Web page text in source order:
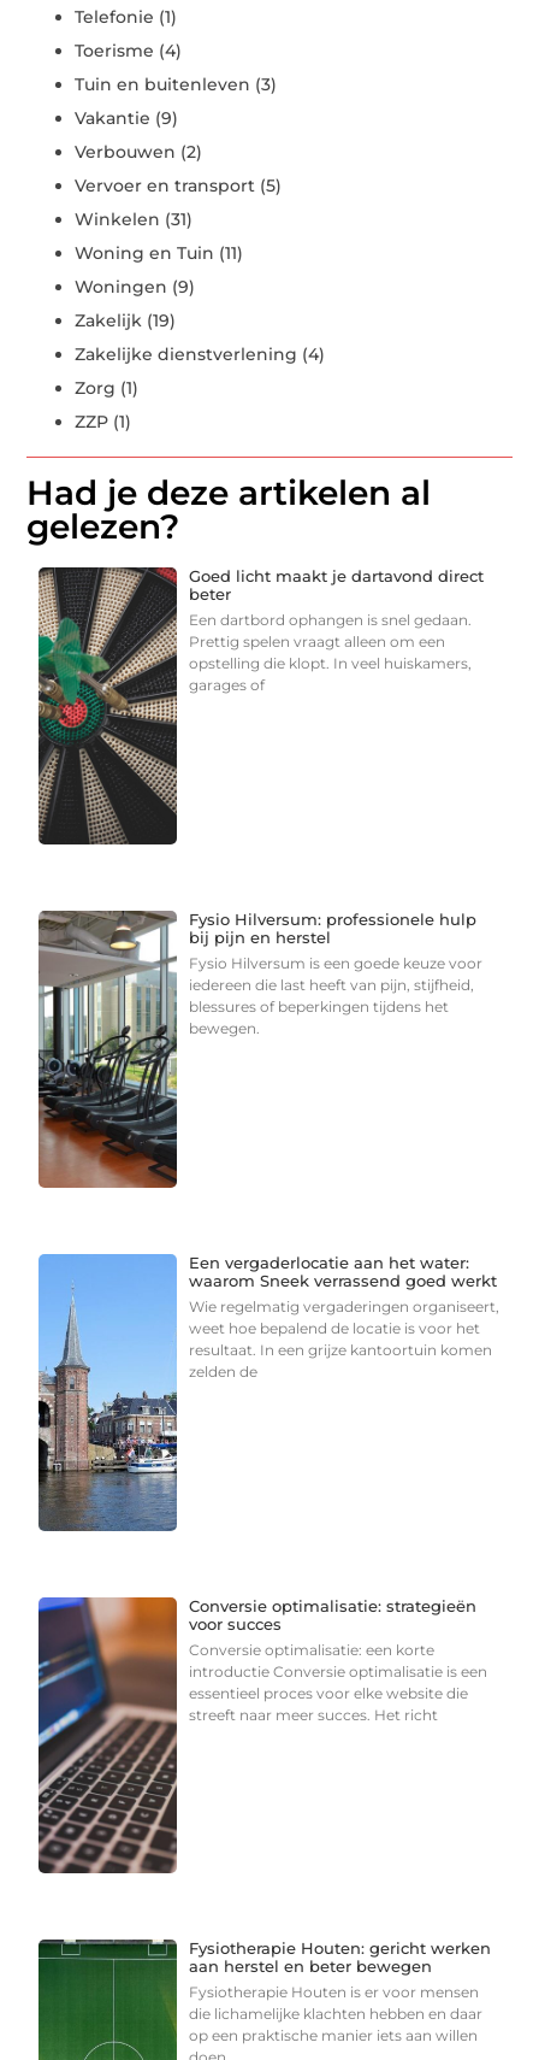
Telefonie (1)
Toerisme (4)
Tuin en buitenleven (3)
Vakantie (9)
Verbouwen (2)
Vervoer en transport (5)
Winkelen (31)
Woning en Tuin (11)
Woningen (9)
Zakelijk (19)
Zakelijke dienstverlening (4)
Zorg (1)
ZZP (1)
Had je deze artikelen al
gelezen?
Goed licht maakt je dartavond direct
beter
Een dartbord ophangen is snel gedaan.
Prettig spelen vraagt alleen om een
opstelling die klopt. In veel huiskamers,
garages of
Fysio Hilversum: professionele hulp
bij pijn en herstel
Fysio Hilversum is een goede keuze voor
iedereen die last heeft van pijn, stijfheid,
blessures of beperkingen tijdens het
bewegen.
Een vergaderlocatie aan het water:
waarom Sneek verrassend goed werkt
Wie regelmatig vergaderingen organiseert,
weet hoe bepalend de locatie is voor het
resultaat. In een grijze kantoortuin komen
zelden de
Conversie optimalisatie: strategieën
voor succes
Conversie optimalisatie: een korte
introductie Conversie optimalisatie is een
essentieel proces voor elke website die
streeft naar meer succes. Het richt
Fysiotherapie Houten: gericht werken
aan herstel en beter bewegen
Fysiotherapie Houten is er voor mensen
die lichamelijke klachten hebben en daar
op een praktische manier iets aan willen